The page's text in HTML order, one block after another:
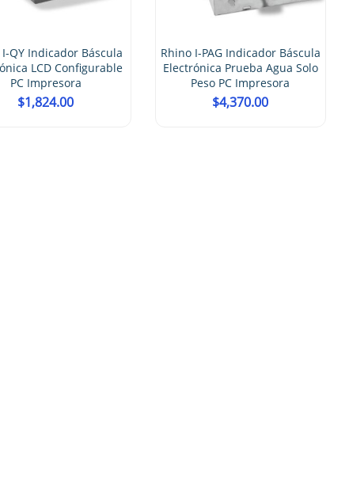
Rhino I-PAG Indicador Báscula
Electrónica Prueba Agua Solo
Peso PC Impresora
$862.00